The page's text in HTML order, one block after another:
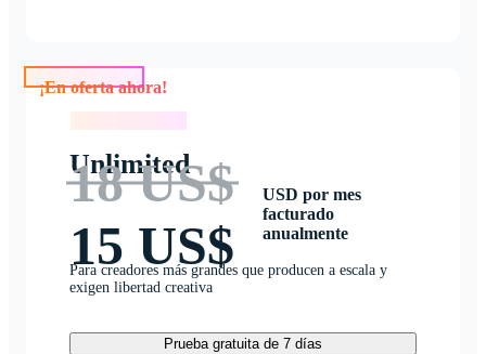
Unlimited
18 US$
15 US$
USD por mes
facturado
anualmente
Para creadores más grandes que producen a escala y
exigen libertad creativa
Prueba gratuita de 7 días